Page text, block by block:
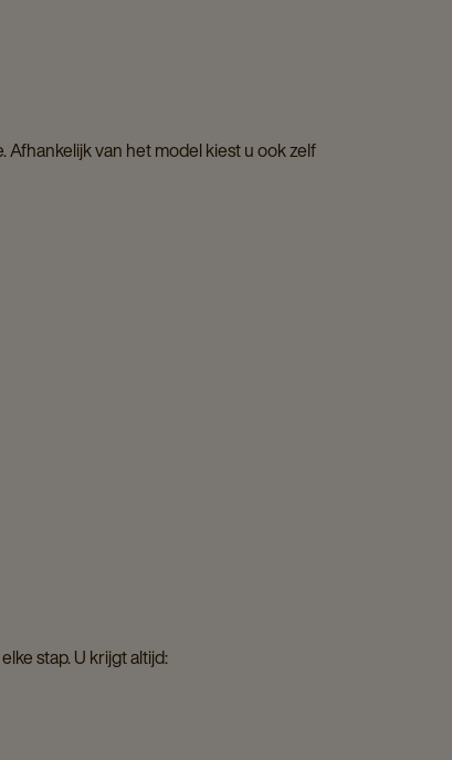
van het model kiest u ook zelf
stap. U krijgt altijd: